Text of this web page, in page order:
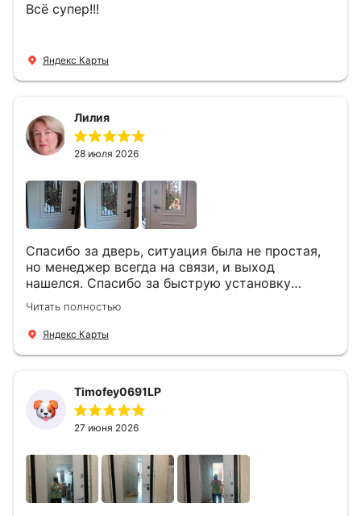
Всё супер!!!
Яндекс Карты
Лилия
28 июля 2026
Спасибо за дверь, ситуация была не простая,
но менеджер всегда на связи, и выход
нашелся. Спасибо за быструю установку
Роману, один и привёз, и установил. Надеюсь,
что дверь нам долго послужит
Читать полностью
Яндекс Карты
Timofey0691LP
27 июня 2026